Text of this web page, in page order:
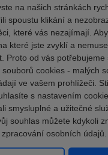
na našich stránkách
spoustu klikání a
které vás nezajímají.
které jste zvyklí a
Proto od vás potřebujeme
cookies - malých
ve vašem prohlížeči.
s nastavením
smysluplné a užitečné
souhlas můžete kdykoli
zpracování osobních údajů.